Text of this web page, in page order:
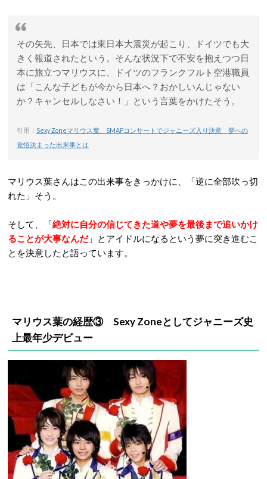
その矢先、日本では東日本大震災が起こり、ドイツでも大
きく報道されたという。そんな状況下で不安を抱えつつ日
本に旅立つマリウスに、ドイツのフランクフルト空港職員
は「こんな子どもが今から日本へ？おかしいんじゃない
か？キャンセルしなさい！」という言葉をかけたそう。
引用： Sexy Zoneマリウス葉、SMAPコンサートでジャニーズ入り決意 夢への
覚悟決まった出来事とは
マリウス葉さんはこの出来事をきっかけに、「逆に全部吹っ切
れた」そう。
そして、「絶対に自分の信じてきた道や夢を最後まで追いかけ
ることが大事なんだ」とアイドルになるという夢に突き進むこ
とを決意したと語っています。
マリウス葉の経歴③ Sexy Zoneとしてジャニーズ史
上最年少デビュー